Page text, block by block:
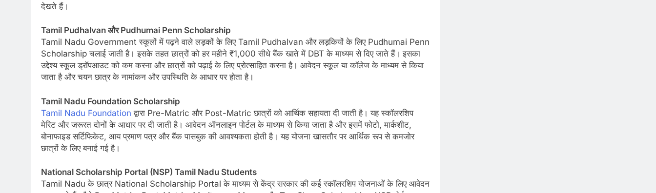
देखते हैं।
Tamil Pudhalvan और Pudhumai Penn Scholarship
Tamil Nadu Government स्कूलों में पढ़ने वाले लड़कों के लिए Tamil Pudhalvan और लड़कियों के लिए Pudhumai Penn
Scholarship चलाई जाती है। इसके तहत छात्रों को हर महीने ₹1,000 सीधे बैंक खाते में DBT के माध्यम से दिए जाते हैं। इसका
उद्देश्य स्कूल ड्रॉपआउट को कम करना और छात्रों को पढ़ाई के लिए प्रोत्साहित करना है। आवेदन स्कूल या कॉलेज के माध्यम से किया
जाता है और चयन छात्र के नामांकन और उपस्थिति के आधार पर होता है।
Tamil Nadu Foundation Scholarship
Tamil Nadu Foundation द्वारा Pre-Matric और Post-Matric छात्रों को आर्थिक सहायता दी जाती है। यह स्कॉलरशिप
मेरिट और जरूरत दोनों के आधार पर दी जाती है। आवेदन ऑनलाइन पोर्टल के माध्यम से किया जाता है और इसमें फोटो, मार्कशीट,
बोनाफाइड सर्टिफिकेट, आय प्रमाण पत्र और बैंक पासबुक की आवश्यकता होती है। यह योजना खासतौर पर आर्थिक रूप से कमजोर
छात्रों के लिए बनाई गई है।
National Scholarship Portal (NSP) Tamil Nadu Students
Tamil Nadu के छात्र National Scholarship Portal के माध्यम से केंद्र सरकार की कई स्कॉलरशिप योजनाओं के लिए आवेदन